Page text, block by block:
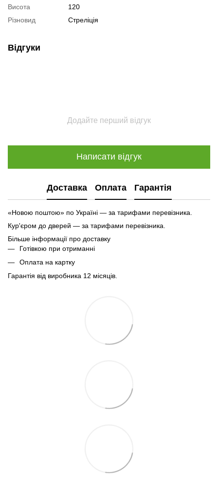
Висота
120
Різновид
Стреліція
Відгуки
Додайте перший відгук
Написати відгук
Доставка Оплата Гарантія
«Новою поштою» по Україні — за тарифами перевізника.
Кур'єром до дверей — за тарифами перевізника.
Більше інформації про доставку
Готівкою при отриманні
Оплата на картку
Гарантія від виробника 12 місяців.